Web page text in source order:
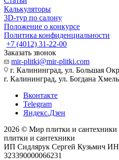
Калькуляторы
3D-тур по салону
Положение о конкурсе
Политика конфиденциальности
+7 (4012) 31-22-00
Заказать звонок
mir-plitki@mir-plitki.com
г. Калининград, ул. Большая
г. Калининград, ул. Богдана
Вконтакте
Telegram
Яндекс.Дзен
2026 © Мир плитки и сантехники
плитки и сантехники
ИП Сидлярук Сергей Кузьмич
323390000066231